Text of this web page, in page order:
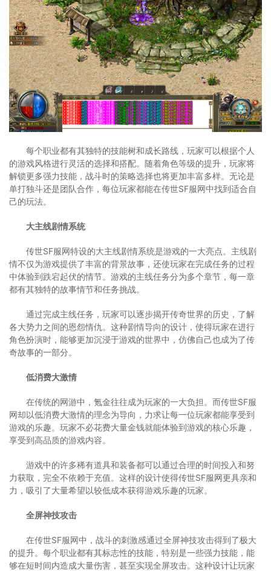
每个职业都有其独特的技能树和成长路线，玩家可以根据个人
的游戏风格进行灵活的选择和搭配。随着角色等级的提升，玩家将
解锁更多强力技能，战斗时的策略选择也将更加丰富多样。无论是
单打独斗还是团队合作，每位玩家都能在传世SF服网中找到适合自
己的玩法。
大主线剧情系统
传世SF服网特设的大主线剧情系统是游戏的一大亮点。主线剧
情不仅为游戏提供了丰富的背景故事，还使玩家在完成任务的过程
中体验到跌宕起伏的情节。游戏的主线任务分为多个章节，每一章
都有其独特的故事情节和任务挑战。
通过完成主线任务，玩家可以逐步揭开传奇世界的历史，了解
各大势力之间的恩怨情仇。这种剧情导向的设计，使得玩家在进行
角色扮演时，能够更加沉浸于游戏的世界中，仿佛自己也成为了传
奇故事的一部分。
低消费大激情
在传统的网游中，氪金往往成为玩家的一大负担。而传世SF服
网却以低消费大激情的理念为导向，力求让每一位玩家都能享受到
游戏的乐趣。玩家不必花费大量金钱就能体验到游戏的核心乐趣，
享受到高品质的游戏内容。
游戏中的许多稀有道具和装备都可以通过合理的时间投入和努
力获取，完全不依赖于充值。这样的设计使得传世SF服网更具亲和
力，吸引了大量希望以较低成本获得游戏乐趣的玩家。
全屏神技攻击
在传世SF服网中，战斗的刺激感通过全屏神技攻击得到了极大
的提升。每个职业都有其标志性的技能，特别是一些强力技能，能
够在短时间内造成大量伤害，甚至实现全屏攻击。这种设计让玩家